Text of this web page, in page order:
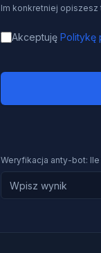
Im konkretniej
Akceptuję Politykę
Weryfikacja anty-bot: